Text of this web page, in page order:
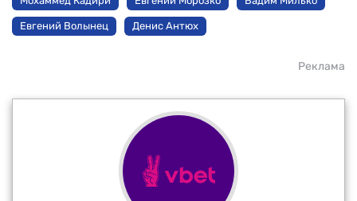
Евгений Волынец Денис Антюх
Реклама